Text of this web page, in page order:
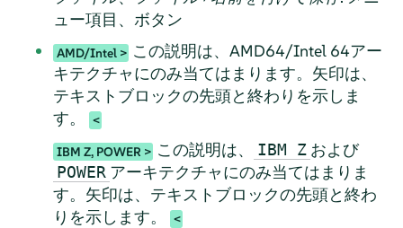
ュー項目、ボタン
AMD/Intel
この説明は、AMD64/Intel 64アー
キテクチャにのみ当てはまります。矢印は、
テキストブロックの先頭と終わりを示しま
す。
IBM Z, POWER この説明は、 IBM Z および
POWER アーキテクチャにのみ当てはまりま
す。矢印は、テキストブロックの先頭と終わ
りを示します。